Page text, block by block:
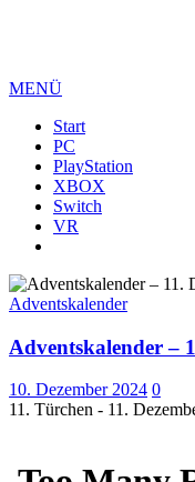
MENÜ
Start
PC
PlayStation
XBOX
Switch
VR
Adventskalender
Adventskalender –
10. Dezember 2024 0
11. Türchen - 11.